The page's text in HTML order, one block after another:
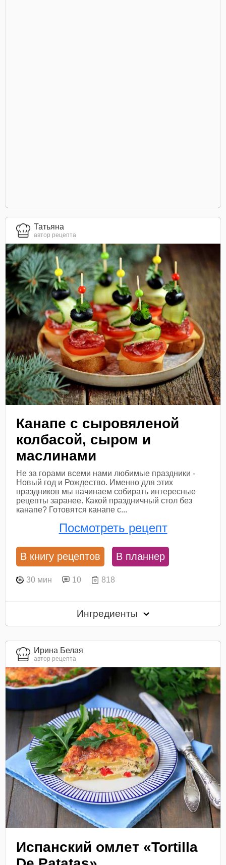
Татьяна
автор рецепта
Канапе с сыровяленой
колбасой, сыром и
маслинами
Не за горами всеми нами любимые праздники -
Новый год и Рождество. Именно для этих
праздников мы начинаем собирать интересные
рецепты заранее. Какой праздничный стол без
канапе? Готовятся канапе с...
Посмотреть рецепт
В книгу рецептов В планнер
30 мин 10 818
Ингредиенты
Ирина Белая
автор рецепта
Испанский омлет «Tortilla